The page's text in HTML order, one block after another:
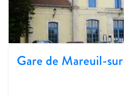
Gare de Mareuil-